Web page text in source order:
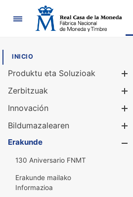
Nabigazioa
INICIO
Produktu eta Soluzioak
Zerbitzuak
Innovación
Bildumazalearen
Erakunde
130 Aniversario FNMT
Erakunde mailako
Informazioa